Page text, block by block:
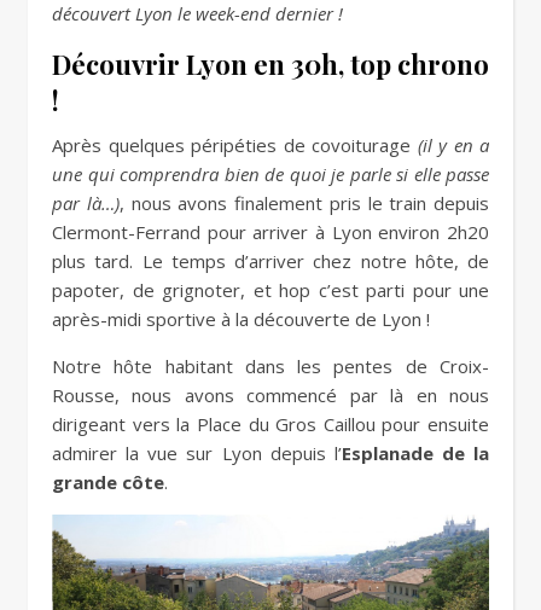
découvert Lyon le week-end dernier !
Découvrir Lyon en 30h, top chrono
!
Après quelques péripéties de covoiturage (il y en a
une qui comprendra bien de quoi je parle si elle passe
par là…), nous avons finalement pris le train depuis
Clermont-Ferrand pour arriver à Lyon environ 2h20
plus tard. Le temps d’arriver chez notre hôte, de
papoter, de grignoter, et hop c’est parti pour une
après-midi sportive à la découverte de Lyon !
Notre hôte habitant dans les pentes de Croix-
Rousse, nous avons commencé par là en nous
dirigeant vers la Place du Gros Caillou pour ensuite
admirer la vue sur Lyon depuis l’Esplanade de la
grande côte.